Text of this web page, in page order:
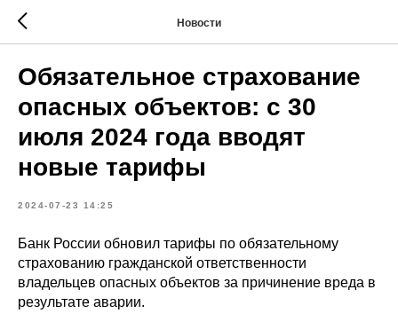
Новости
Обязательное страхование
опасных объектов: с 30
июля 2024 года вводят
новые тарифы
2024-07-23 14:25
Банк России обновил тарифы по обязательному
страхованию гражданской ответственности
владельцев опасных объектов за причинение вреда в
результате аварии.